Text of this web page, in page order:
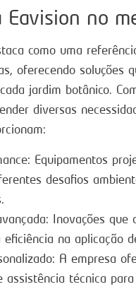
Eavision no
como uma
oferecendo soluções
jardim botânico.
diversas
Equipamentos
desafios
Inovações que
eficiência na aplicação
A empresa
assistência técnica